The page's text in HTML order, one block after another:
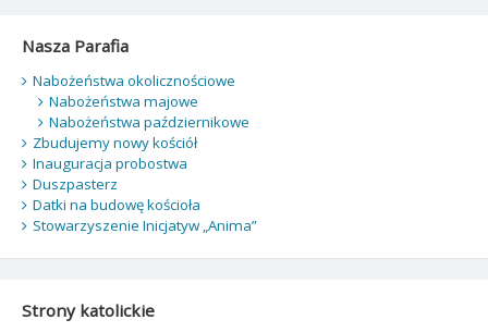
03.05.2026
Nasza Parafia
Nabożeństwa okolicznościowe
Nabożeństwa majowe
Nabożeństwa październikowe
Zbudujemy nowy kościół
Inauguracja probostwa
Duszpasterz
Datki na budowę kościoła
Stowarzyszenie Inicjatyw „Anima”
Strony katolickie